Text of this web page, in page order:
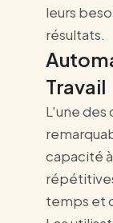
leurs
résultats.
Travail
L'une des
capacité
temps et